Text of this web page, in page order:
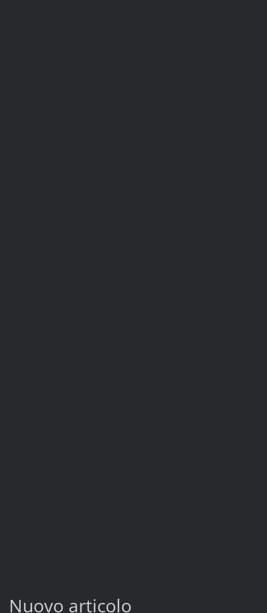
Nuovo articolo